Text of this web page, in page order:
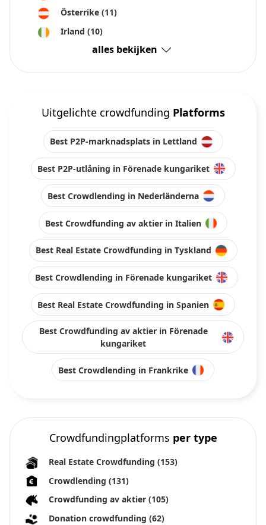
Österrike (11)
Irland (10)
alles bekijken
Uitgelichte crowdfunding Platforms
Best P2P-marknadsplats in Lettland
Best P2P-utlåning in Förenade kungariket
Best Crowdlending in Nederländerna
Best Crowdfunding av aktier in Italien
Best Real Estate Crowdfunding in Tyskland
Best Crowdlending in Förenade kungariket
Best Real Estate Crowdfunding in Spanien
Best Crowdfunding av aktier in Förenade
kungariket
Best Crowdlending in Frankrike
Crowdfundingplatforms per type
Real Estate Crowdfunding (153)
Crowdlending (131)
Crowdfunding av aktier (105)
Donation crowdfunding (62)